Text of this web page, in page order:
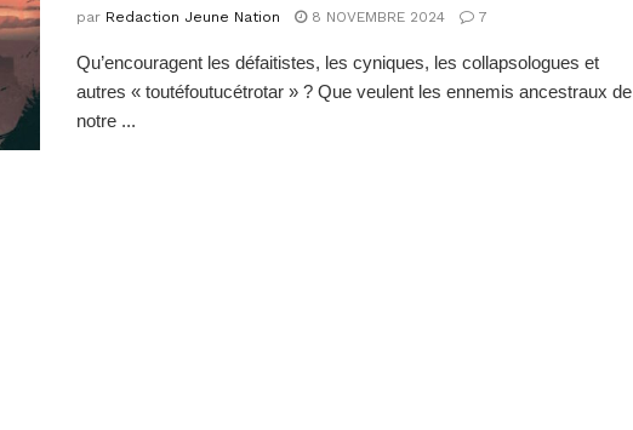
par Redaction Jeune Nation 8 NOVEMBRE 2024 7
Qu’encouragent les défaitistes, les cyniques, les collapsologues et
autres « toutéfoutucétrotar » ? Que veulent les ennemis ancestraux de
notre ...